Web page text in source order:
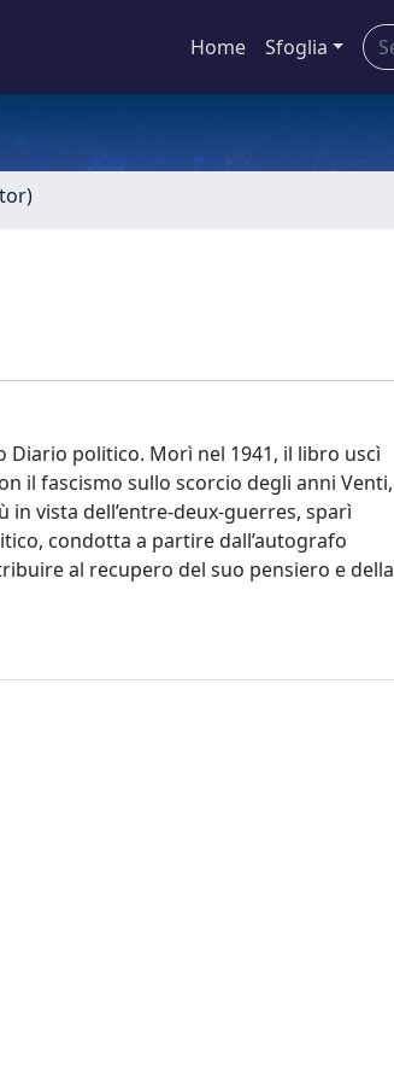
Home Sfoglia
politico. Morì nel 1941, il libro uscì
il fascismo sullo scorcio degli anni Venti,
in vista dell’entre-deux-guerres, sparì
condotta a partire dall’autografo
al recupero del suo pensiero e della